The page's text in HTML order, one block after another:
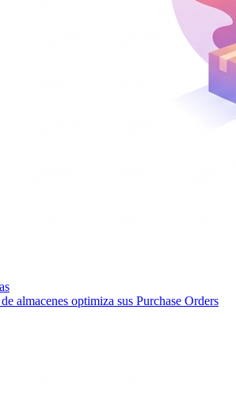
almacenes optimiza sus Purchase Orders